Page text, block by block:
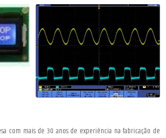
com mais de 30 anos de experiência na fabricação de